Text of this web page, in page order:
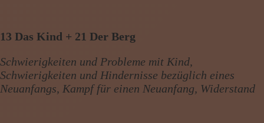
13 Das Kind + 21 Der Berg
Schwierigkeiten und Probleme mit Kind,
Schwierigkeiten und Hindernisse bezüglich eines
Neuanfangs, Kampf für einen Neuanfang, Widerstand